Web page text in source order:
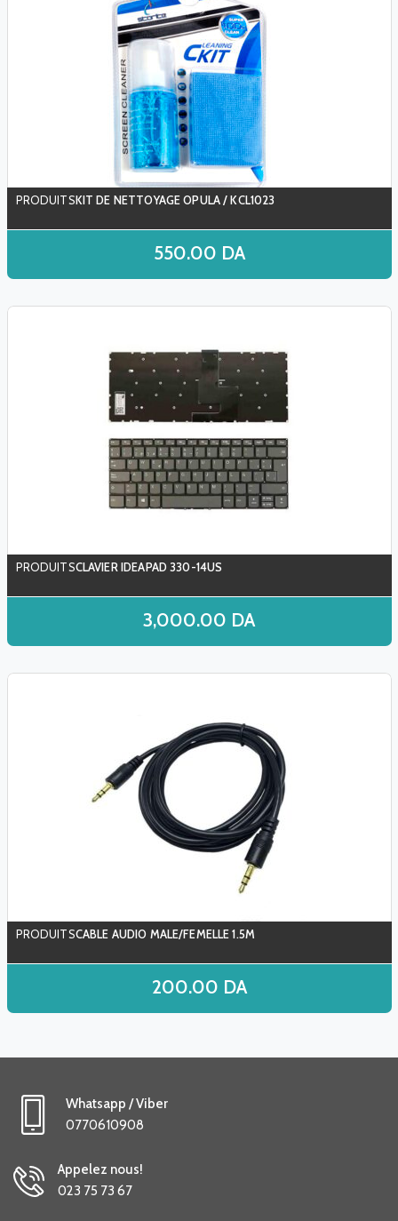
KIT DE NETTOYAGE OPULA / KCL1023
550.00 DA
CLAVIER IDEAPAD 330-14US
3,000.00 DA
CABLE AUDIO MALE/FEMELLE 1.5M
200.00 DA
Whatsapp / Viber
0770610908
Appelez nous!
023 75 73 67